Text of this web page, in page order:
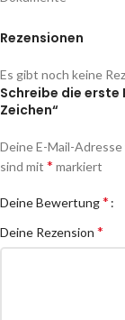
Rezensionen
Es gibt noch keine
Schreibe die erste
Zeichen“
Deine E-Mail-
sind mit * markiert
Deine Bewertung*
Deine Rezension *